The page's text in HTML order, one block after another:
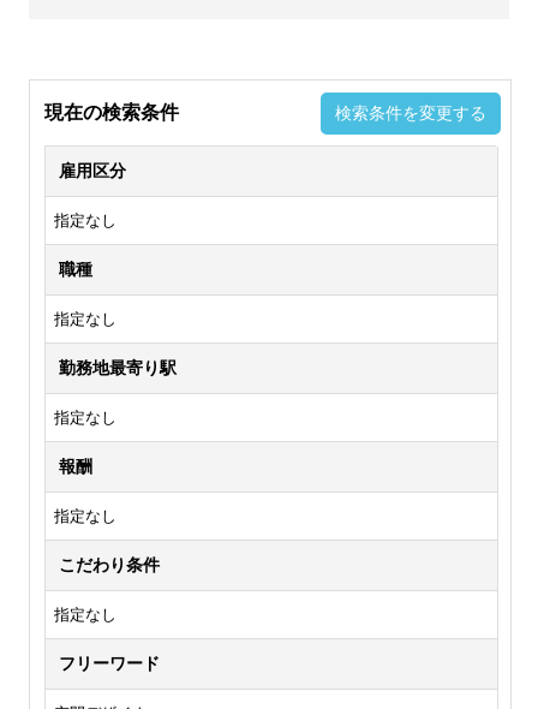
現在の検索条件 検索条件を変更する
雇用区分
指定なし
職種
指定なし
勤務地最寄り駅
指定なし
報酬
指定なし
こだわり条件
指定なし
フリーワード